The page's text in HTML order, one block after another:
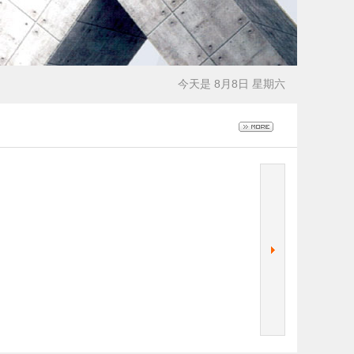
今天是 8月8日 星期六